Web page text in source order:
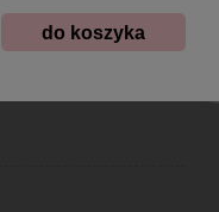
do koszyka